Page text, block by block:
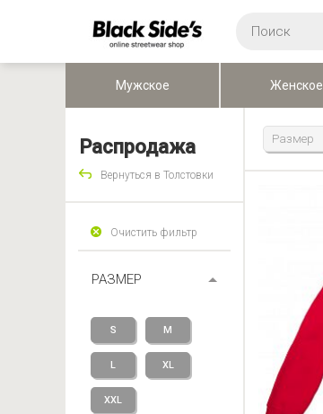
Распродажа
Вернуться в Толстовки
Очистить фильтр
РАЗМЕР
S M
L XL
XXL
Размер
Мужское Женское